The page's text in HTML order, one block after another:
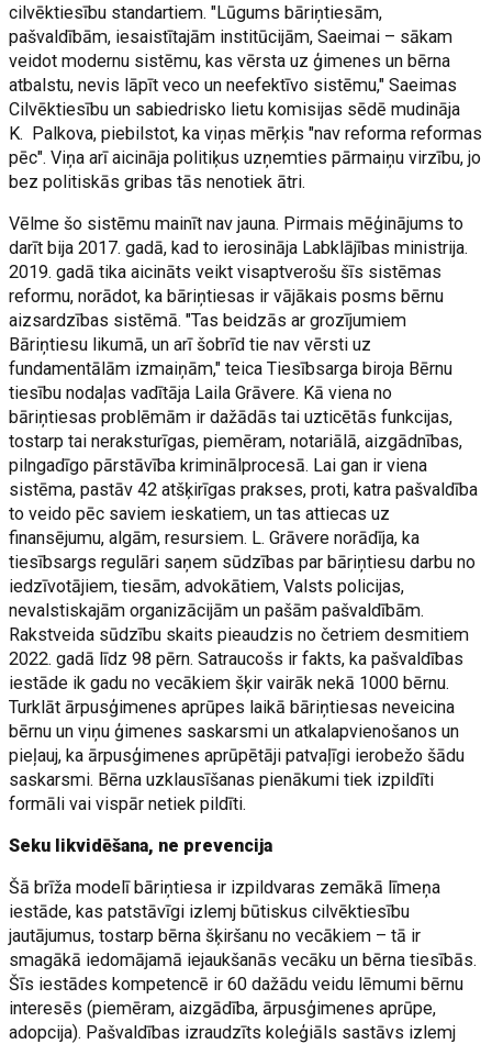
cilvēktiesību standartiem. "Lūgums bāriņtiesām,
pašvaldībām, iesaistītajām institūcijām, Saeimai – sākam
veidot modernu sistēmu, kas vērsta uz ģimenes un bērna
atbalstu, nevis lāpīt veco un neefektīvo sistēmu," Saeimas
Cilvēktiesību un sabiedrisko lietu komisijas sēdē mudināja
K. Palkova, piebilstot, ka viņas mērķis "nav reforma reformas
pēc". Viņa arī aicināja politiķus uzņemties pārmaiņu virzību, jo
bez politiskās gribas tās nenotiek ātri.
Vēlme šo sistēmu mainīt nav jauna. Pirmais mēģinājums to
darīt bija 2017. gadā, kad to ierosināja Labklājības ministrija.
2019. gadā tika aicināts veikt visaptverošu šīs sistēmas
reformu, norādot, ka bāriņtiesas ir vājākais posms bērnu
aizsardzības sistēmā. "Tas beidzās ar grozījumiem
Bāriņtiesu likumā, un arī šobrīd tie nav vērsti uz
fundamentālām izmaiņām," teica Tiesībsarga biroja Bērnu
tiesību nodaļas vadītāja Laila Grāvere. Kā viena no
bāriņtiesas problēmām ir dažādās tai uzticētās funkcijas,
tostarp tai neraksturīgas, piemēram, notariālā, aizgādnības,
pilngadīgo pārstāvība kriminālprocesā. Lai gan ir viena
sistēma, pastāv 42 atšķirīgas prakses, proti, katra pašvaldība
to veido pēc saviem ieskatiem, un tas attiecas uz
finansējumu, algām, resursiem. L. Grāvere norādīja, ka
tiesībsargs regulāri saņem sūdzības par bāriņtiesu darbu no
iedzīvotājiem, tiesām, advokātiem, Valsts policijas,
nevalstiskajām organizācijām un pašām pašvaldībām.
Rakstveida sūdzību skaits pieaudzis no četriem desmitiem
2022. gadā līdz 98 pērn. Satraucošs ir fakts, ka pašvaldības
iestāde ik gadu no vecākiem šķir vairāk nekā 1000 bērnu.
Turklāt ārpusģimenes aprūpes laikā bāriņtiesas neveicina
bērnu un viņu ģimenes saskarsmi un atkalapvienošanos un
pieļauj, ka ārpusģimenes aprūpētāji patvaļīgi ierobežo šādu
saskarsmi. Bērna uzklausīšanas pienākumi tiek izpildīti
formāli vai vispār netiek pildīti.
Seku likvidēšana, ne prevencija
Šā brīža modelī bāriņtiesa ir izpildvaras zemākā līmeņa
iestāde, kas patstāvīgi izlemj būtiskus cilvēktiesību
jautājumus, tostarp bērna šķiršanu no vecākiem – tā ir
smagākā iedomājamā iejaukšanās vecāku un bērna tiesībās.
Šīs iestādes kompetencē ir 60 dažādu veidu lēmumi bērnu
interesēs (piemēram, aizgādība, ārpusģimenes aprūpe,
adopcija). Pašvaldības izraudzīts koleģiāls sastāvs izlemj